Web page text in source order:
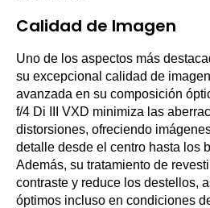
Calidad de Imagen
Uno de los aspectos más
su excepcional calidad de
avanzada en su composición
f/4 Di III VXD minimiza las
distorsiones, ofreciendo
detalle desde el centro hasta los
Además, su tratamiento de
contraste y reduce los destellos,
óptimos incluso en condiciones